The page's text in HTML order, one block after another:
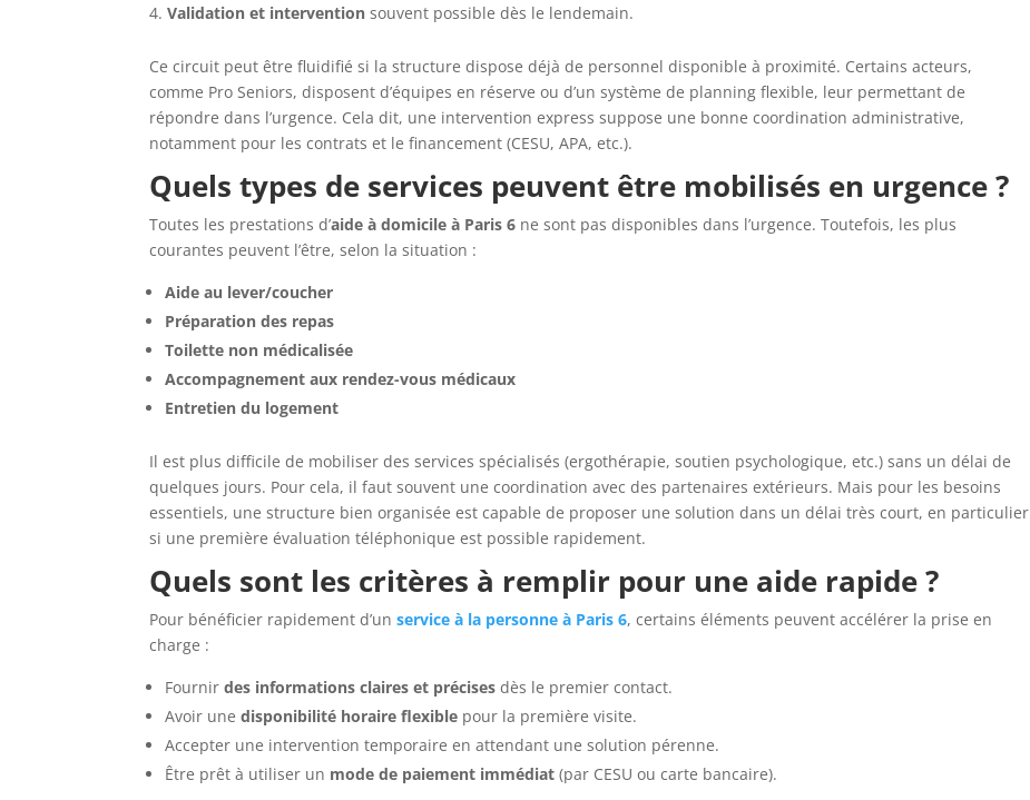
Validation et intervention souvent possible dès le lendemain.
Ce circuit peut être fluidifié si la structure dispose déjà de personnel disponible à proximité. Certains acteurs,
comme Pro Seniors, disposent d’équipes en réserve ou d’un système de planning flexible, leur permettant de
répondre dans l’urgence. Cela dit, une intervention express suppose une bonne coordination administrative,
notamment pour les contrats et le financement (CESU, APA, etc.).
Quels types de services peuvent être mobilisés en urgence ?
Toutes les prestations d’aide à domicile à Paris 6 ne sont pas disponibles dans l’urgence. Toutefois, les plus
courantes peuvent l’être, selon la situation :
Aide au lever/coucher
Préparation des repas
Toilette non médicalisée
Accompagnement aux rendez-vous médicaux
Entretien du logement
Il est plus difficile de mobiliser des services spécialisés (ergothérapie, soutien psychologique, etc.) sans un délai de
quelques jours. Pour cela, il faut souvent une coordination avec des partenaires extérieurs. Mais pour les besoins
essentiels, une structure bien organisée est capable de proposer une solution dans un délai très court, en particulier
si une première évaluation téléphonique est possible rapidement.
Quels sont les critères à remplir pour une aide rapide ?
Pour bénéficier rapidement d’unservice à la personne à Paris 6, certains éléments peuvent accélérer la prise en
charge :
Fournirdes informations claires et précises dès le premier contact.
Avoir unedisponibilité horaire flexible pour la première visite.
Accepter une intervention temporaire en attendant une solution pérenne.
Être prêt à utiliser un mode de paiement immédiat (par CESU ou carte bancaire).